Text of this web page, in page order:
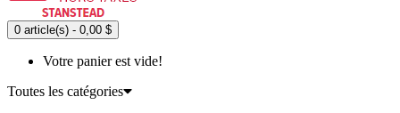
0 article(s) - 0,00 $
Votre panier est vide!
Toutes les catégories